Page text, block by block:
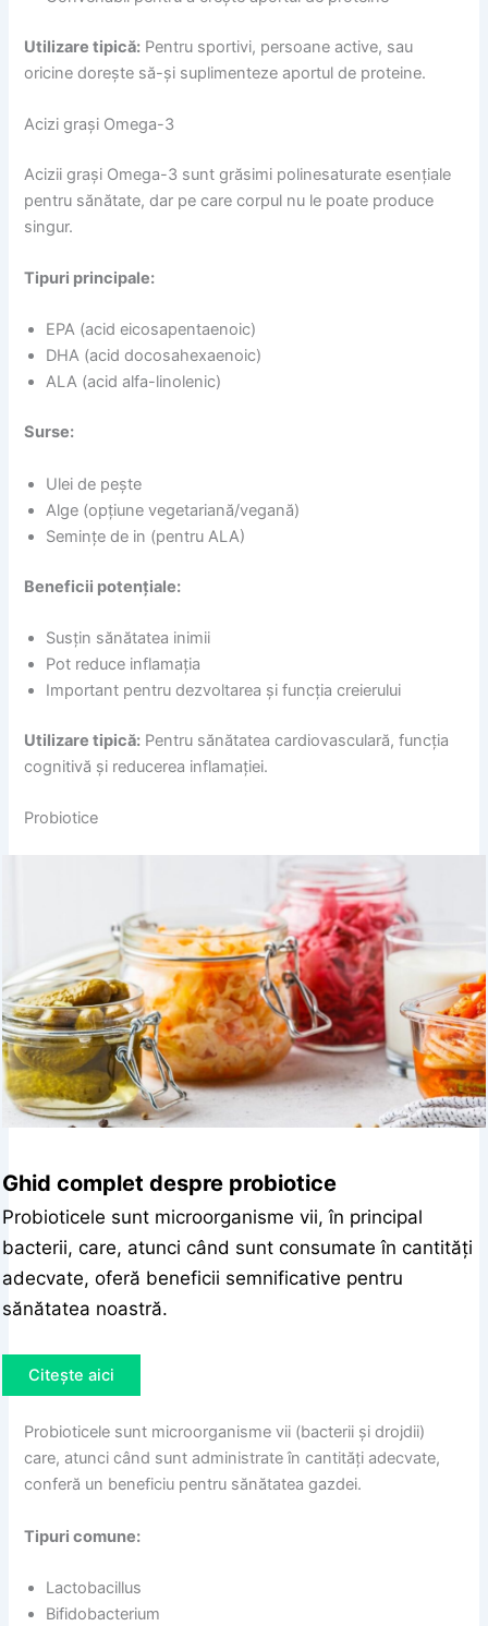
Utilizare tipică: Pentru sportivi, persoane active, sau
oricine dorește să-și suplimenteze aportul de proteine.
Acizi grași Omega-3
Acizii grași Omega-3 sunt grăsimi polinesaturate esențiale
pentru sănătate, dar pe care corpul nu le poate produce
singur.
Tipuri principale:
EPA (acid eicosapentaenoic)
DHA (acid docosahexaenoic)
ALA (acid alfa-linolenic)
Surse:
Ulei de pește
Alge (opțiune vegetariană/vegană)
Semințe de in (pentru ALA)
Beneficii potențiale:
Susțin sănătatea inimii
Pot reduce inflamația
Important pentru dezvoltarea și funcția creierului
Utilizare tipică: Pentru sănătatea cardiovasculară, funcția
cognitivă și reducerea inflamației.
Probiotice
Ghid complet despre probiotice
Probioticele sunt microorganisme vii, în principal
bacterii, care, atunci când sunt consumate în cantități
adecvate, oferă beneficii semnificative pentru
sănătatea noastră.
Citește aici
Probioticele sunt microorganisme vii (bacterii și drojdii)
care, atunci când sunt administrate în cantități adecvate,
conferă un beneficiu pentru sănătatea gazdei.
Tipuri comune:
Lactobacillus
Bifidobacterium